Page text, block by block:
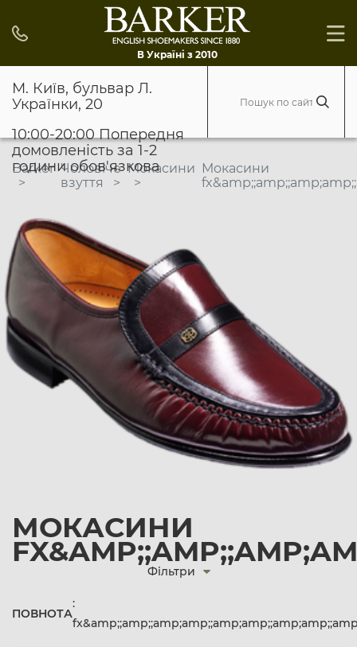
В Україні з 2010
М. Київ, бульвар Л.
Українки, 20
10:00-20:00 Попередня
домовленість за 1-2
години обов'язкова
Barker Чоловіче
взуття
Мокасини Мокасини
МОКАСИНИ
Фільтри
ПОВНОТА
: